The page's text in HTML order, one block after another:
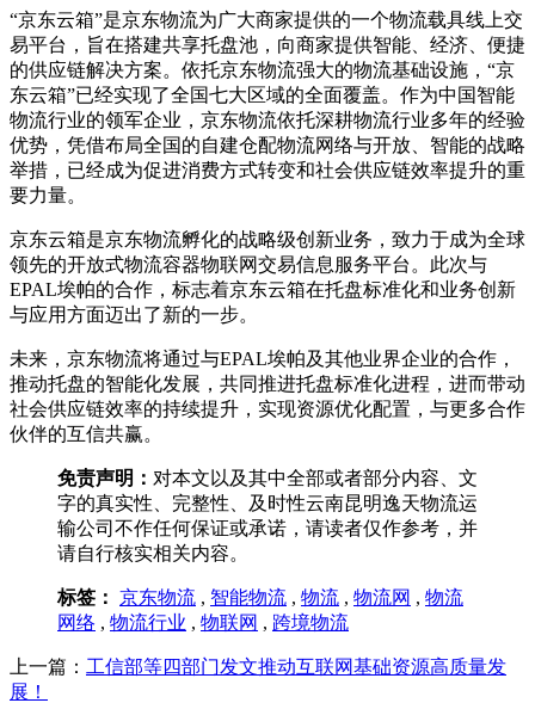
“京东云箱”是京东物流为广大商家提供的一个物流载具线上交
易平台，旨在搭建共享托盘池，向商家提供智能、经济、便捷
的供应链解决方案。依托京东物流强大的物流基础设施，“京
东云箱”已经实现了全国七大区域的全面覆盖。作为中国智能
物流行业的领军企业，京东物流依托深耕物流行业多年的经验
优势，凭借布局全国的自建仓配物流网络与开放、智能的战略
举措，已经成为促进消费方式转变和社会供应链效率提升的重
要力量。
京东云箱是京东物流孵化的战略级创新业务，致力于成为全球
领先的开放式物流容器物联网交易信息服务平台。此次与
EPAL埃帕的合作，标志着京东云箱在托盘标准化和业务创新
与应用方面迈出了新的一步。
未来，京东物流将通过与EPAL埃帕及其他业界企业的合作，
推动托盘的智能化发展，共同推进托盘标准化进程，进而带动
社会供应链效率的持续提升，实现资源优化配置，与更多合作
伙伴的互信共赢。
免责声明： 对本文以及其中全部或者部分内容、文
字的真实性、完整性、及时性云南昆明逸天物流运
输公司不作任何保证或承诺，请读者仅作参考，并
请自行核实相关内容。
标签： 京东物流 , 智能物流 , 物流 , 物流网 , 物流
网络 , 物流行业 , 物联网 , 跨境物流
上一篇： 工信部等四部门发文推动互联网基础资源高质量发
展！